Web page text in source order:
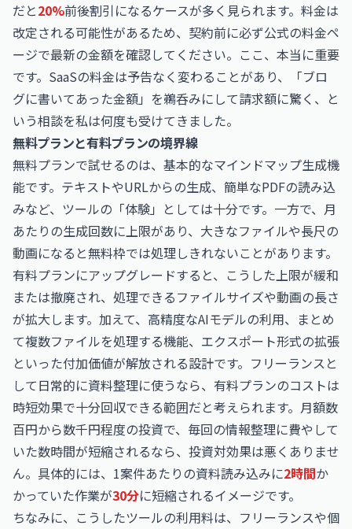
だと20%前後割引になるケースが多く見られます。料金は
改定される可能性があるため、契約前に必ず公式の料金ペ
ージで最新の金額を確認してください。ここ、本当に重要
です。SaaSの料金は予告なく変わることがあり、「ブロ
グに書いてあった金額」を鵜呑みにして請求額に驚く、と
いう相談を私は何度も受けてきました。
無料プランと有料プランの境界線
無料プランで試せるのは、基本的なマインドマップ生成機
能です。テキストやURLからの生成、簡単なPDFの読み込
みなど、ツールの「体験」としては十分です。一方で、月
あたりの生成回数に上限があり、大きなファイルや長尺の
動画になると無料枠では処理しきれないことがあります。
有料プランにアップグレードすると、こうした上限が緩和
または撤廃され、処理できるファイルサイズや動画の長さ
が拡大します。加えて、高精度なAIモデルの利用、まとめ
て複数ファイルを処理する機能、エクスポート形式の拡張
といった付加価値が解放される設計です。フリーランスと
して日常的に資料整理に使うなら、有料プランのコストは
時短効果で十分回収できる範囲だと考えられます。月額数
百円から数千円程度の投資で、毎回の情報整理に費やして
いた数時間が短縮されるなら、投資対効果は悪くありませ
ん。具体的には、1案件あたりの資料読み込みに2時間か
かっていた作業が30分に短縮されるイメージです。
ちなみに、こうしたツールの利用料は、フリーランスや個